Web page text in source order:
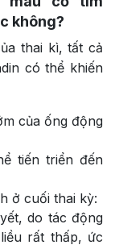
không?
thai kì, tất cả
có thể khiến
của ống động
tiến triển đến
ở cuối thai kỳ:
do tác động
rất thấp, ức